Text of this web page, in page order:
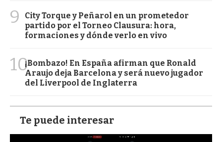
9
City Torque y Peñarol en un prometedor
partido por el Torneo Clausura: hora,
formaciones y dónde verlo en vivo
10¡Bombazo! En España afirman que Ronald
Araujo deja Barcelona y será nuevo jugador
del Liverpool de Inglaterra
Te puede interesar